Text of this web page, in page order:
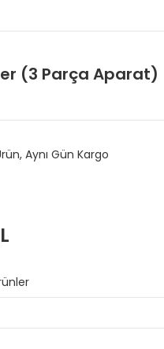
(3 Parça Aparat)
Aynı Gün Kargo